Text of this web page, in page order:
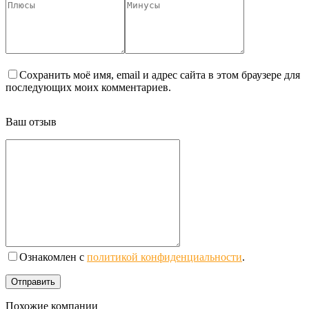
Сохранить моё имя, email и адрес сайта в этом браузере для
последующих моих комментариев.
Ваш отзыв
Ознакомлен с политикой конфиденциальности.
Похожие компании